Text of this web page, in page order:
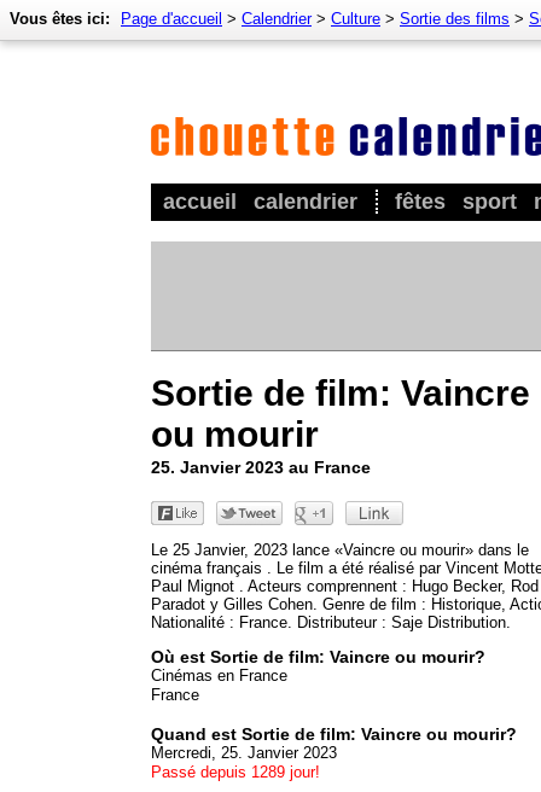
accueil calendrier fêtes sport
Vous êtes ici: Page d'accueil > Calendrier> Culture > Sortie des films >
Sortie de film: Vaincre
ou mourir
25. Janvier 2023 au France
Le 25 Janvier, 2023 lance «Vaincre ou mourir» dans le
cinéma français . Le film a été réalisé par Vincent
Paul Mignot . Acteurs comprennent : Hugo Becker, Rod
Paradot y Gilles Cohen. Genre de film : Historique,
Nationalité : France. Distributeur : Saje Distribution.
Où est Sortie de film: Vaincre ou mourir?
Cinémas en France
France
Quand est Sortie de film: Vaincre ou mourir?
Mercredi, 25. Janvier 2023
Passé depuis 1289 jour!